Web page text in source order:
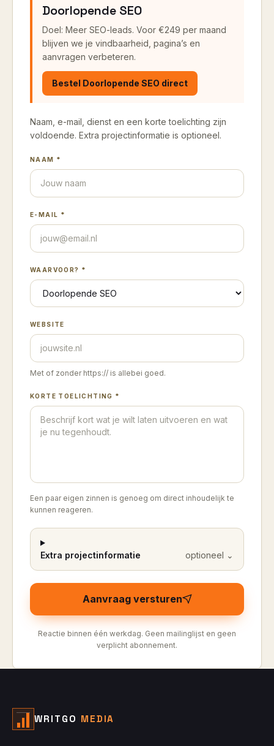
Doorlopende SEO
Doel: Meer SEO-leads. Voor €249 per maand
blijven we je vindbaarheid, pagina’s en
aanvragen verbeteren.
Bestel Doorlopende SEO direct
Naam, e-mail, dienst en een korte toelichting zijn
voldoende. Extra projectinformatie is optioneel.
NAAM *
E-MAIL *
WAARVOOR? *
WEBSITE
Met of zonder https:// is allebei goed.
KORTE TOELICHTING *
Een paar eigen zinnen is genoeg om direct inhoudelijk te
kunnen reageren.
Extra projectinformatie optioneel ⌄
Aanvraag versturen
Reactie binnen één werkdag. Geen mailinglijst en geen
verplicht abonnement.
WRITGO MEDIA